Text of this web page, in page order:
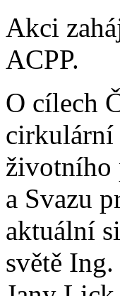
Akci
ACPP.
O cílech
cirkulární
životního
a Svazu
aktuální
světě